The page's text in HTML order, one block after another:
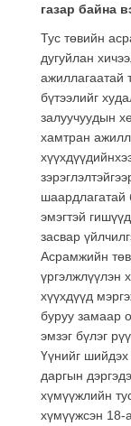
газар байна
Тус төвийн
дугуйлан
ажиллагаатай
бүтээлийг
залуучуудын
хамтран
шаардлагатай
эмэгтэй
засвар
Асрамжийн
үргэлжлүүлэн
хүүхдүүд
буруу замаар
эмзэг бүлэг
Үүнийг
даргын
хүмүүжлийн
хүмүүжсэн 18-